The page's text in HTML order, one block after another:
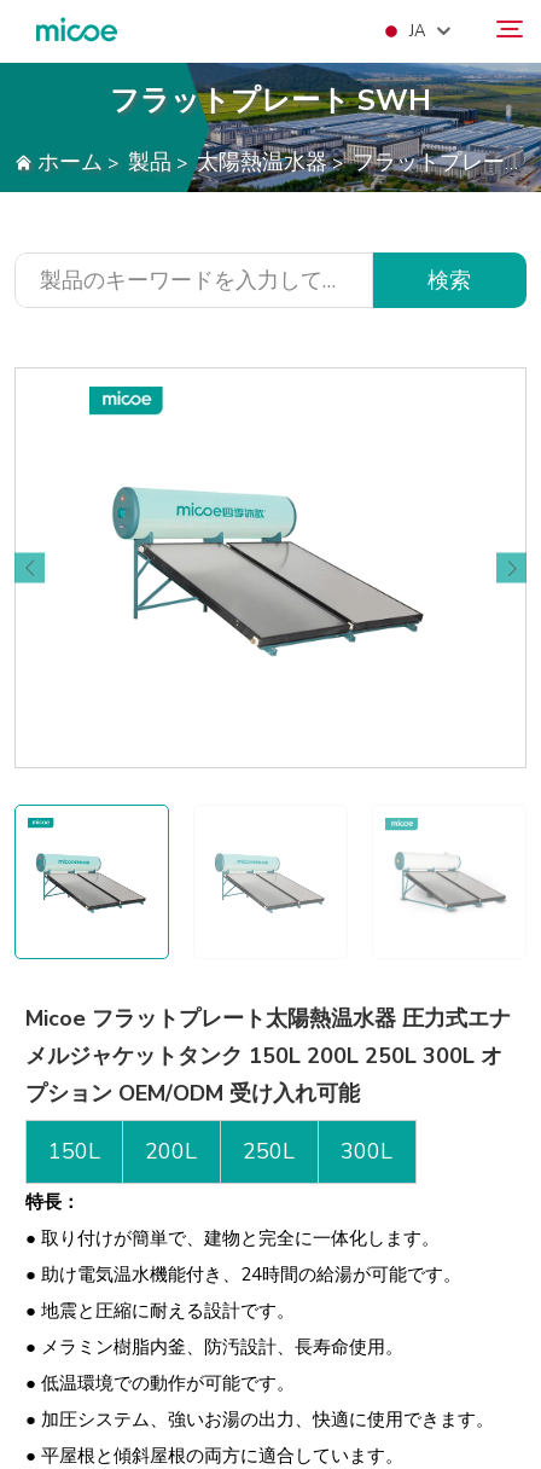
JA
製品
サポートおよびサービス
メディアセンター
検索
フラットプレート SWH
ホーム > 製品 >太陽熱温水器>フラットプレート SWH
検索
Micoe フラットプレート太陽熱温水器 圧力式エナ
メルジャケットタンク 150L 200L 250L 300L オ
プション OEM/ODM 受け入れ可能
150L
200L 250L 300L
特長：
● 取り付けが簡単で、建物と完全に一体化します。
● 助け電気温水機能付き、24時間の給湯が可能です。
● 地震と圧縮に耐える設計です。
● メラミン樹脂内釜、防汚設計、長寿命使用。
● 低温環境での動作が可能です。
● 加圧システム、強いお湯の出力、快適に使用できます。
● 平屋根と傾斜屋根の両方に適合しています。